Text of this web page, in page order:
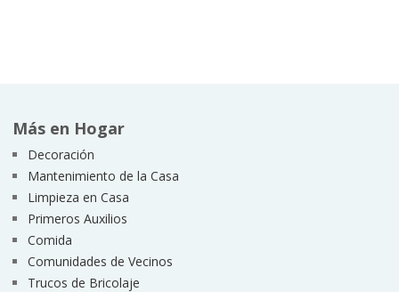
Más en Hogar
Decoración
Mantenimiento de la Casa
Limpieza en Casa
Primeros Auxilios
Comida
Comunidades de Vecinos
Trucos de Bricolaje